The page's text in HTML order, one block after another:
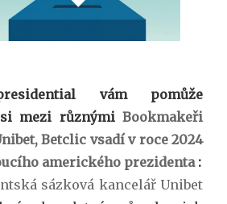
presidential vám pomůže
mezi různýmiBookmakeři
Betclic vsadí v roce 2024
amerického prezidenta:
sázková kancelář Unibet